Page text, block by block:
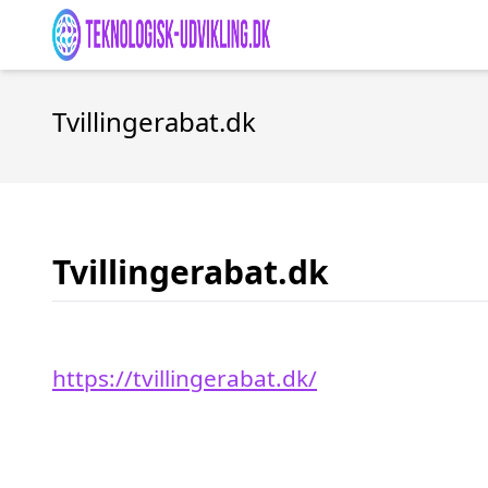
Tvillingerabat.dk
Tvillingerabat.dk
https://tvillingerabat.dk/